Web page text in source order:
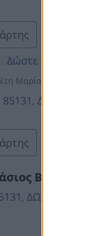
Δώστε αξία
Μαρία)
Β.